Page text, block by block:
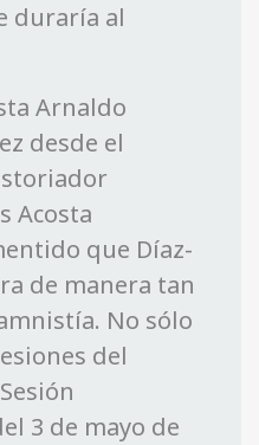
duraría al
Arnaldo
desde el
Acosta
que Díaz-
de manera tan
No sólo
del
3 de mayo de